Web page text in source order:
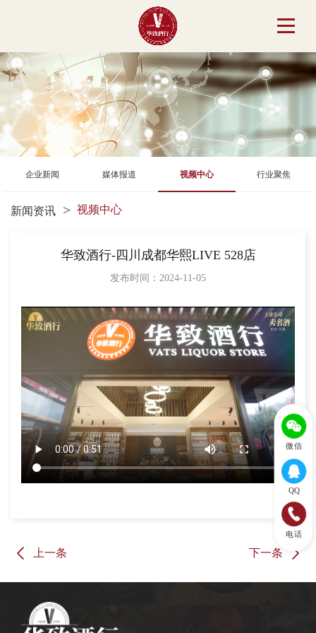
企业新闻 媒体报道 视频中心 行业聚焦
新闻资讯 视频中心
华致酒行-四川成都华熙LIVE 528店
发布时间：2024-11-05
上一条 下一条
微信
QQ
电话